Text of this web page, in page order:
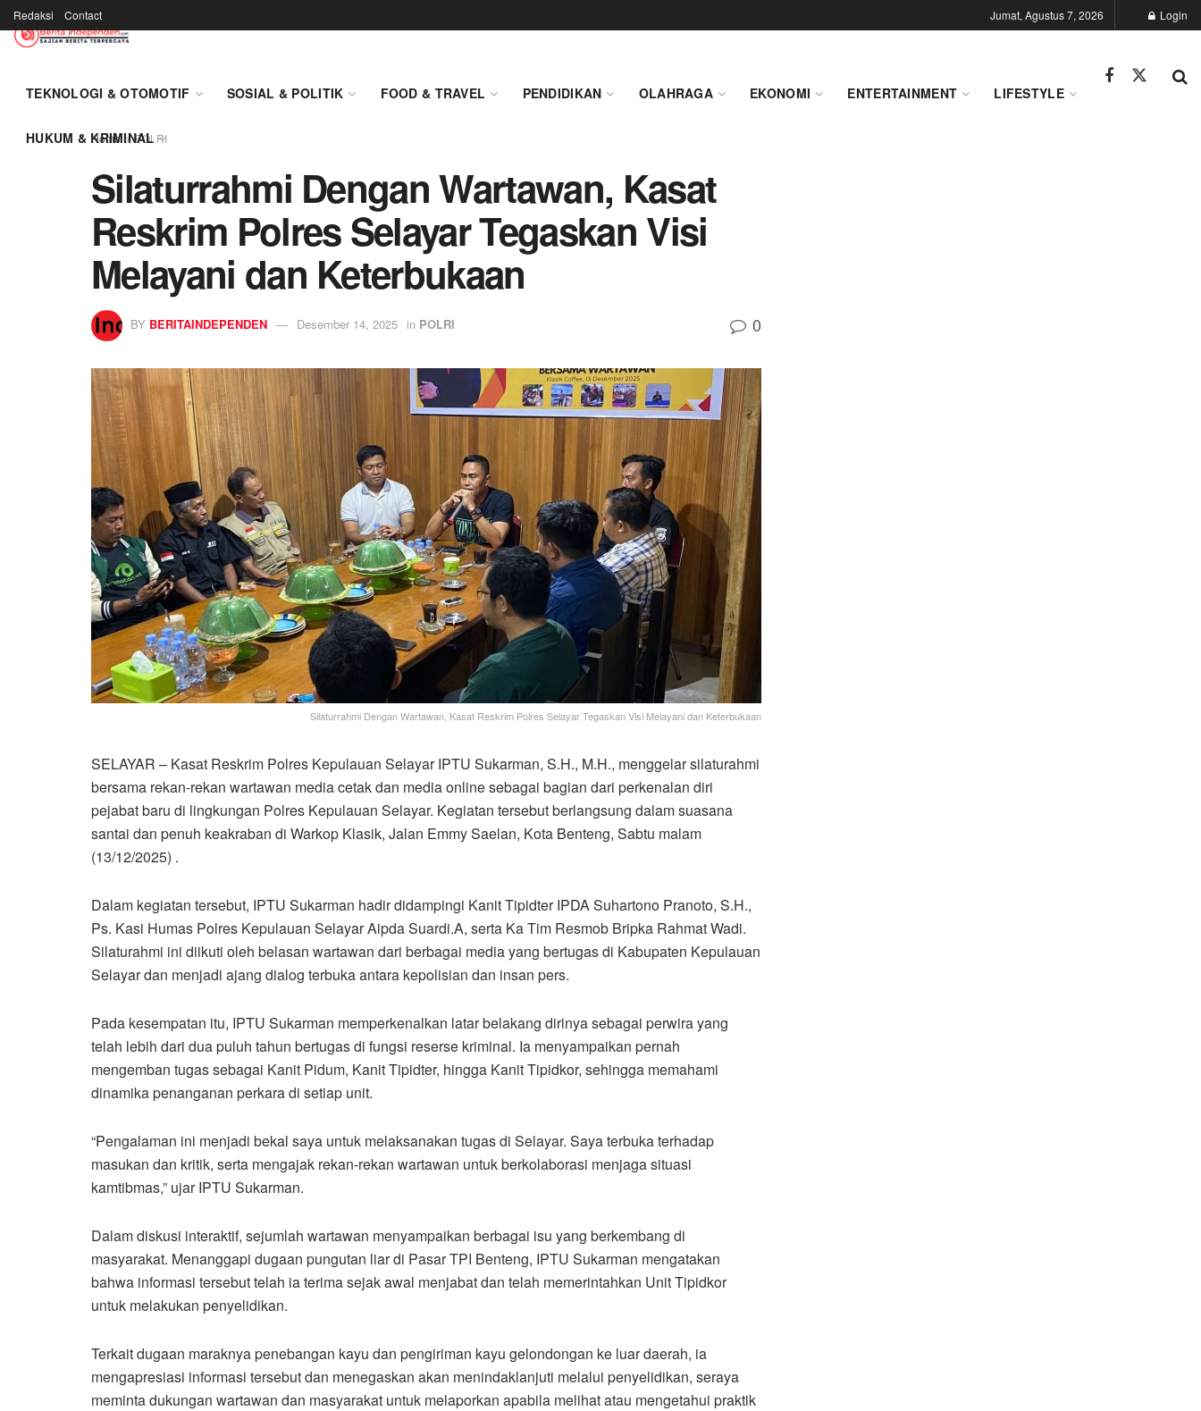
Redaksi Contact Jumat, Agustus 7, 2026 Login
TEKNOLOGI & OTOMOTIF SOSIAL & POLITIK FOOD & TRAVEL PENDIDIKAN OLAHRAGA EKONOMI ENTERTAINMENT LIFESTYLE
HUKUM & KRIMINAL
Home POLRI
Silaturrahmi Dengan Wartawan, Kasat
Reskrim Polres Selayar Tegaskan Visi
Melayani dan Keterbukaan
BY BERITAINDEPENDEN Desember 14, 2025 in POLRI 0
Silaturrahmi Dengan Wartawan, Kasat Reskrim Polres Selayar Tegaskan Visi Melayani dan Keterbukaan
SELAYAR – Kasat Reskrim Polres Kepulauan Selayar IPTU Sukarman, S.H., M.H., menggelar silaturahmi
bersama rekan-rekan wartawan media cetak dan media online sebagai bagian dari perkenalan diri
pejabat baru di lingkungan Polres Kepulauan Selayar. Kegiatan tersebut berlangsung dalam suasana
santai dan penuh keakraban di Warkop Klasik, Jalan Emmy Saelan, Kota Benteng, Sabtu malam
(13/12/2025) .
Dalam kegiatan tersebut, IPTU Sukarman hadir didampingi Kanit Tipidter IPDA Suhartono Pranoto, S.H.,
Ps. Kasi Humas Polres Kepulauan Selayar Aipda Suardi.A, serta Ka Tim Resmob Bripka Rahmat Wadi.
Silaturahmi ini diikuti oleh belasan wartawan dari berbagai media yang bertugas di Kabupaten Kepulauan
Selayar dan menjadi ajang dialog terbuka antara kepolisian dan insan pers.
Pada kesempatan itu, IPTU Sukarman memperkenalkan latar belakang dirinya sebagai perwira yang
telah lebih dari dua puluh tahun bertugas di fungsi reserse kriminal. Ia menyampaikan pernah
mengemban tugas sebagai Kanit Pidum, Kanit Tipidter, hingga Kanit Tipidkor, sehingga memahami
dinamika penanganan perkara di setiap unit.
“Pengalaman ini menjadi bekal saya untuk melaksanakan tugas di Selayar. Saya terbuka terhadap
masukan dan kritik, serta mengajak rekan-rekan wartawan untuk berkolaborasi menjaga situasi
kamtibmas,” ujar IPTU Sukarman.
Dalam diskusi interaktif, sejumlah wartawan menyampaikan berbagai isu yang berkembang di
masyarakat. Menanggapi dugaan pungutan liar di Pasar TPI Benteng, IPTU Sukarman mengatakan
bahwa informasi tersebut telah ia terima sejak awal menjabat dan telah memerintahkan Unit Tipidkor
untuk melakukan penyelidikan.
Terkait dugaan maraknya penebangan kayu dan pengiriman kayu gelondongan ke luar daerah, ia
mengapresiasi informasi tersebut dan menegaskan akan menindaklanjuti melalui penyelidikan, seraya
meminta dukungan wartawan dan masyarakat untuk melaporkan apabila melihat atau mengetahui praktik